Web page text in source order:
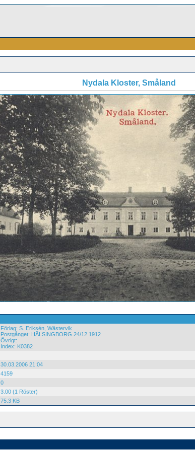
Nydala Kloster, Småland
Förlag: S. Eriksén, Wästervik
Postgånget: HÄLSINGBORG 24/12 1912
Övrigt:
Index: K0382
30.03.2006 21:04
4159
0
3.00 (1 Röster)
75.3 KB